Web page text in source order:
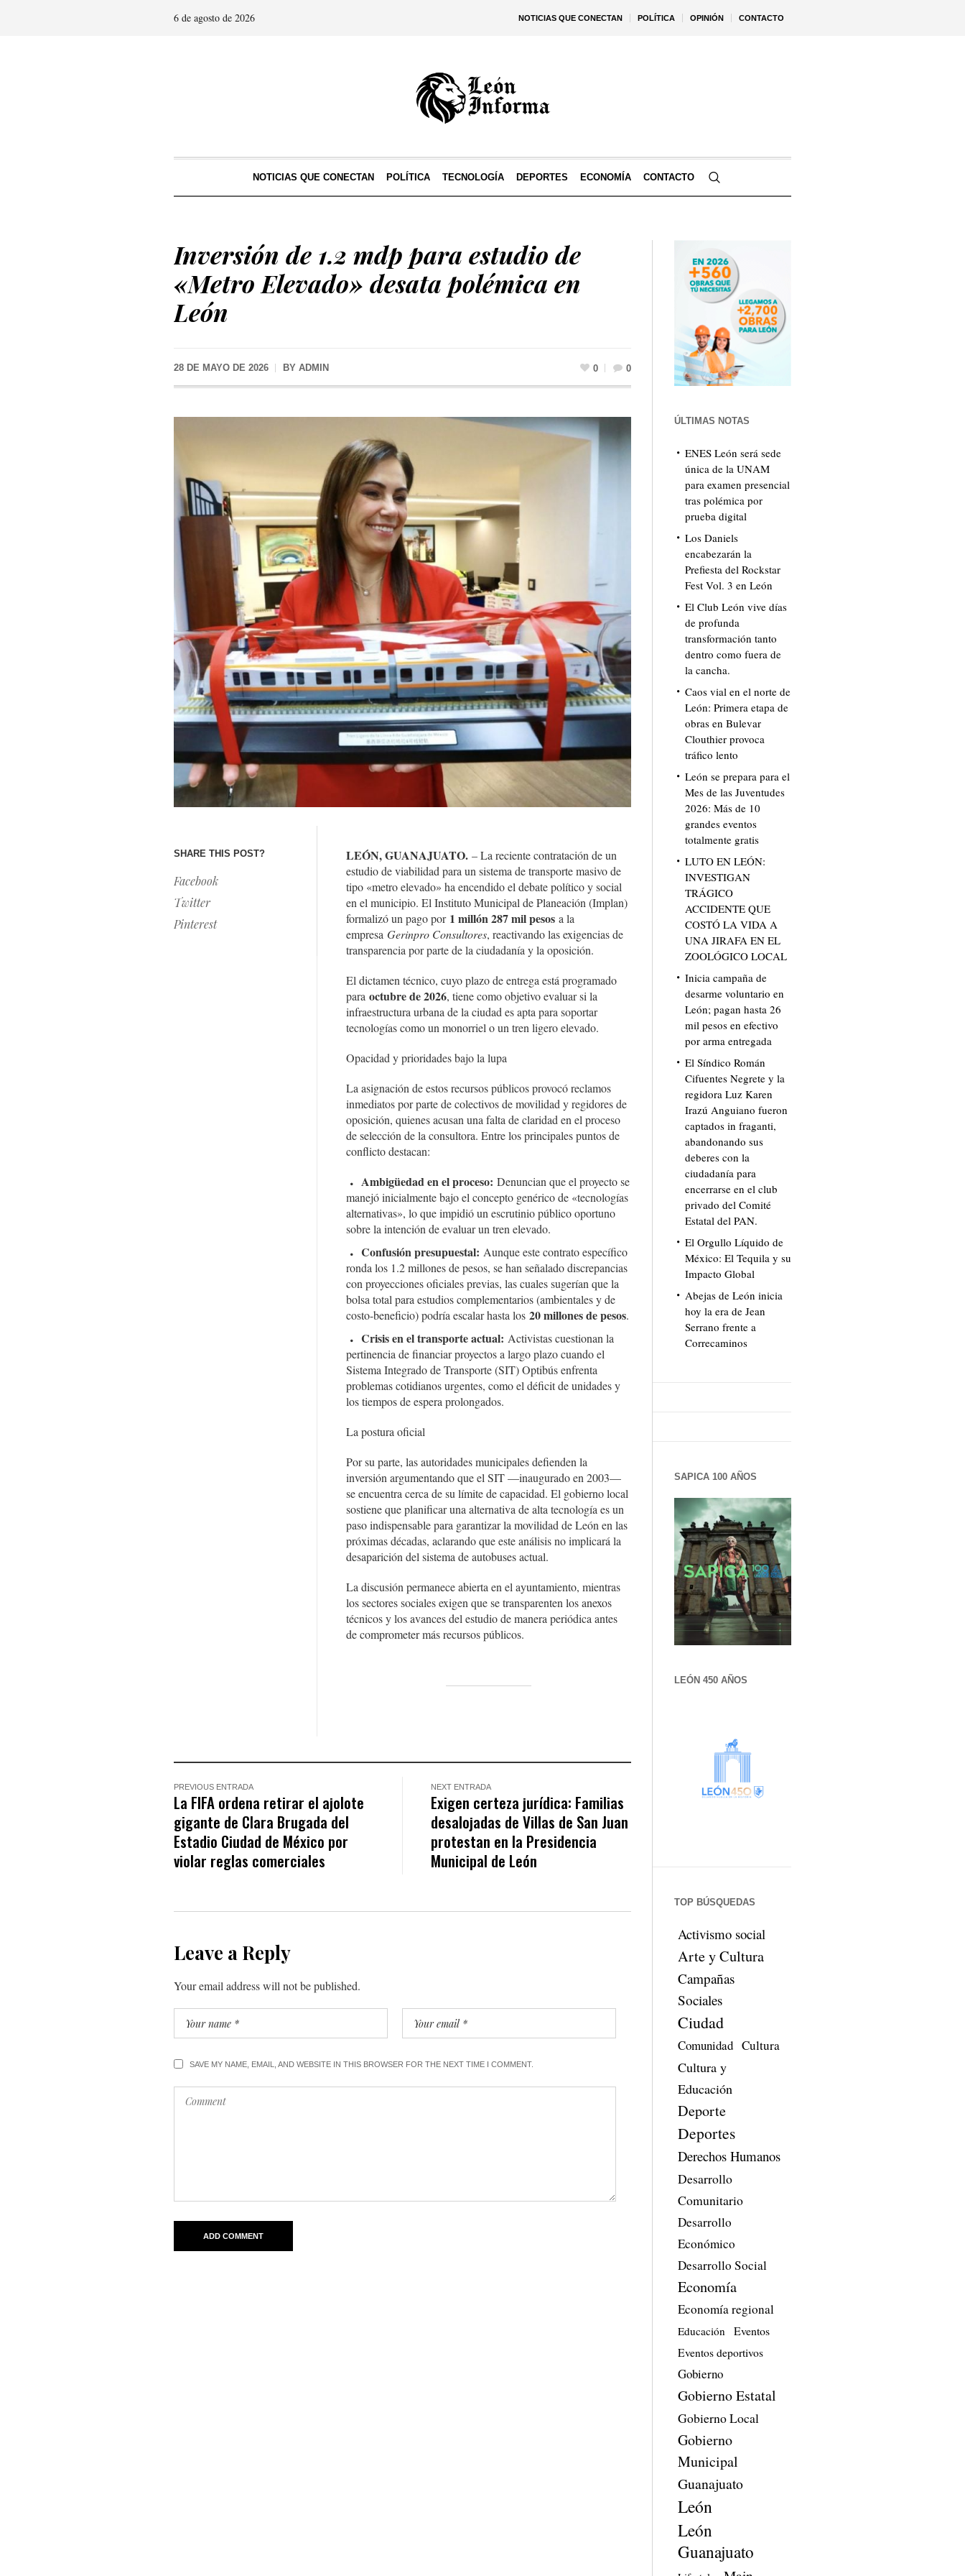
NOTICIAS QUE CONECTAN POLÍTICA OPINIÓN CONTACTO
6 de agosto de 2026
NOTICIAS QUE CONECTAN POLÍTICA TECNOLOGÍA DEPORTES ECONOMÍA CONTACTO
Inversión de 1.2 mdp para estudio de
«Metro Elevado» desata polémica en
León
28 DE MAYO DE 2026 BY ADMIN 0 0
SHARE THIS POST?
Facebook
Twitter
Pinterest
LEÓN, GUANAJUATO. – La reciente contratación de un
estudio de viabilidad para un sistema de transporte masivo de
tipo «metro elevado» ha encendido el debate político y social
en el municipio. El Instituto Municipal de Planeación (Implan)
formalizó un pago por 1 millón 287 mil pesos a la
empresa Gerinpro Consultores, reactivando las exigencias de
transparencia por parte de la ciudadanía y la oposición.
El dictamen técnico, cuyo plazo de entrega está programado
para octubre de 2026, tiene como objetivo evaluar si la
infraestructura urbana de la ciudad es apta para soportar
tecnologías como un monorriel o un tren ligero elevado.
Opacidad y prioridades bajo la lupa
La asignación de estos recursos públicos provocó reclamos
inmediatos por parte de colectivos de movilidad y regidores de
oposición, quienes acusan una falta de claridad en el proceso
de selección de la consultora. Entre los principales puntos de
conflicto destacan:
Ambigüedad en el proceso: Denuncian que el proyecto se
manejó inicialmente bajo el concepto genérico de «tecnologías
alternativas», lo que impidió un escrutinio público oportuno
sobre la intención de evaluar un tren elevado.
Confusión presupuestal: Aunque este contrato específico
ronda los 1.2 millones de pesos, se han señalado discrepancias
con proyecciones oficiales previas, las cuales sugerían que la
bolsa total para estudios complementarios (ambientales y de
costo-beneficio) podría escalar hasta los 20 millones de pesos.
Crisis en el transporte actual: Activistas cuestionan la
pertinencia de financiar proyectos a largo plazo cuando el
Sistema Integrado de Transporte (SIT) Optibús enfrenta
problemas cotidianos urgentes, como el déficit de unidades y
los tiempos de espera prolongados.
La postura oficial
Por su parte, las autoridades municipales defienden la
inversión argumentando que el SIT —inaugurado en 2003—
se encuentra cerca de su límite de capacidad. El gobierno local
sostiene que planificar una alternativa de alta tecnología es un
paso indispensable para garantizar la movilidad de León en las
próximas décadas, aclarando que este análisis no implicará la
desaparición del sistema de autobuses actual.
La discusión permanece abierta en el ayuntamiento, mientras
los sectores sociales exigen que se transparenten los anexos
técnicos y los avances del estudio de manera periódica antes
de comprometer más recursos públicos.
PREVIOUS ENTRADA
La FIFA ordena retirar el ajolote
gigante de Clara Brugada del
Estadio Ciudad de México por
violar reglas comerciales
NEXT ENTRADA
Exigen certeza jurídica: Familias
desalojadas de Villas de San Juan
protestan en la Presidencia
Municipal de León
Leave a Reply
Your email address will not be published.
SAVE MY NAME, EMAIL, AND WEBSITE IN THIS BROWSER FOR THE NEXT TIME I COMMENT.
ÚLTIMAS NOTAS
ENES León será sede
única de la UNAM
para examen presencial
tras polémica por
prueba digital
Los Daniels
encabezarán la
Prefiesta del Rockstar
Fest Vol. 3 en León
El Club León vive días
de profunda
transformación tanto
dentro como fuera de
la cancha.
Caos vial en el norte de
León: Primera etapa de
obras en Bulevar
Clouthier provoca
tráfico lento
León se prepara para el
Mes de las Juventudes
2026: Más de 10
grandes eventos
totalmente gratis
LUTO EN LEÓN:
INVESTIGAN
TRÁGICO
ACCIDENTE QUE
COSTÓ LA VIDA A
UNA JIRAFA EN EL
ZOOLÓGICO LOCAL
Inicia campaña de
desarme voluntario en
León; pagan hasta 26
mil pesos en efectivo
por arma entregada
El Síndico Román
Cifuentes Negrete y la
regidora Luz Karen
Irazú Anguiano fueron
captados in fraganti,
abandonando sus
deberes con la
ciudadanía para
encerrarse en el club
privado del Comité
Estatal del PAN.
El Orgullo Líquido de
México: El Tequila y su
Impacto Global
Abejas de León inicia
hoy la era de Jean
Serrano frente a
Correcaminos
SAPICA 100 AÑOS
LEÓN 450 AÑOS
TOP BÚSQUEDAS
Activismo social
Arte y Cultura
Campañas
Sociales
Ciudad
Comunidad Cultura
Cultura y
Educación
Deporte
Deportes
Derechos Humanos
Desarrollo
Comunitario
Desarrollo
Económico
Desarrollo Social
Economía
Economía regional
Educación Eventos
Eventos deportivos
Gobierno
Gobierno Estatal
Gobierno Local
Gobierno
Municipal
Guanajuato
León
León
Guanajuato